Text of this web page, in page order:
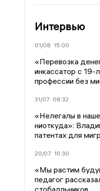
Интервью
01/08 15:00
«Перевозка
инкассатор с 19-
профессии без
31/07 08:32
«Нелегалы в
ниоткуда»:
патентах для
20/07 10:30
«Мы растим
педагог
стобалльников